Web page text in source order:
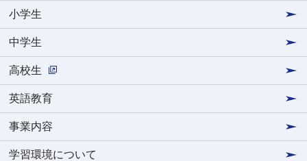
小学生
中学生
高校生
英語教育
事業内容
学習環境について